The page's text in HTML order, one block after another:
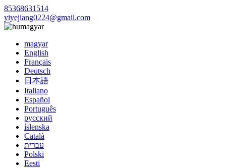
85368631514
yiyejiang0224@gmail.com
magyar
magyar
English
Français
Deutsch
日本語
Italiano
Español
Português
русский
íslenska
Català
עברית
Polski
Eesti